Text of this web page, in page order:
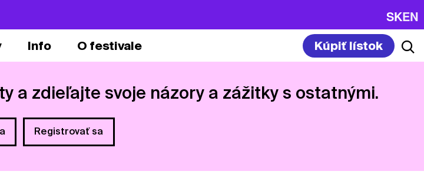
SKEN
Info O festivale Kúpiť lístok
a zdieľajte svoje názory a zážitky s ostatnými.
Registrovať sa